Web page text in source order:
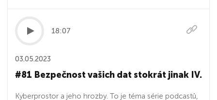
18:07
03.05.2023
#81 Bezpečnost vašich dat stokrát jinak IV.
Kyberprostor a jeho hrozby. To je téma série podcastů,